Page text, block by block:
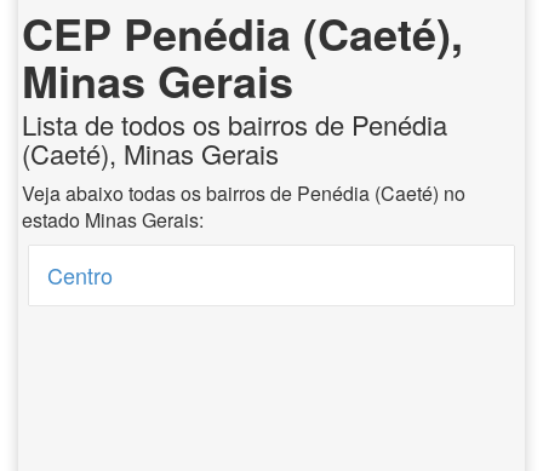
CEP Penédia (Caeté),
Minas Gerais
Lista de todos os bairros de Penédia
(Caeté), Minas Gerais
Veja abaixo todas os bairros de Penédia (Caeté) no
estado Minas Gerais:
Centro